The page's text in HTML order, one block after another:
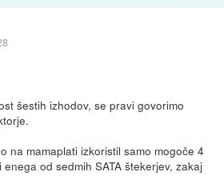
šestih izhodov, se pravi govorimo
na mamaplati izkoristil samo mogoče 4
od sedmih SATA štekerjev, zakaj